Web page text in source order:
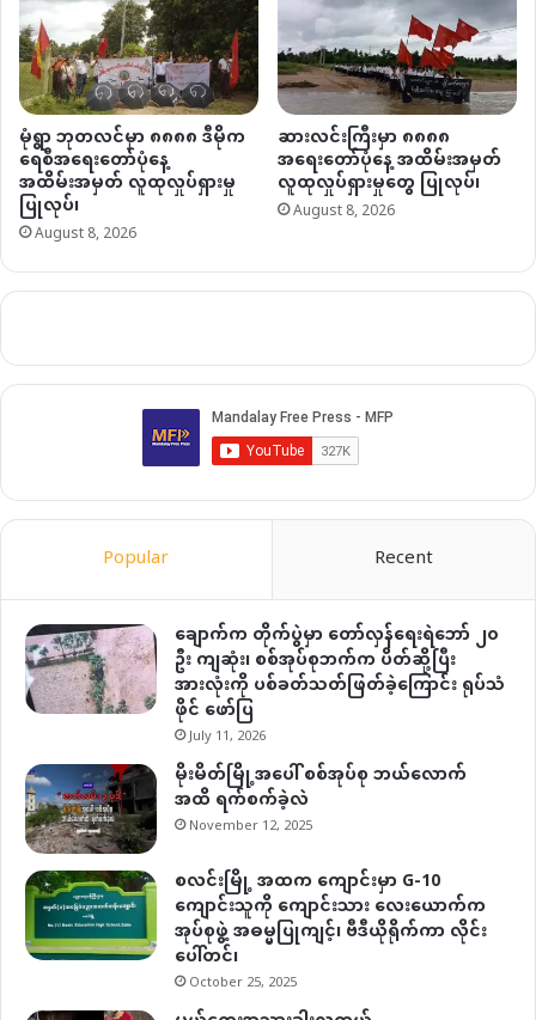
မုံရွာ ဘုတလင်မှာ ၈၈၈၈ ဒီမိုက
ရေစီအရေးတော်ပုံနေ့
အထိမ်းအမှတ် လူထုလှုပ်ရှားမှု
ပြုလုပ်၊
August 8, 2026
ဆားလင်းကြီးမှာ ၈၈၈၈
အရေးတော်ပုံနေ့ အထိမ်းအမှတ်
လူထုလှုပ်ရှားမှုတွေ ပြုလုပ်၊
August 8, 2026
Popular Recent
ချောက်က တိုက်ပွဲမှာ တော်လှန်ရေးရဲဘော် ၂၀
ဦး ကျဆုံး၊ စစ်အုပ်စုဘက်က ပိတ်ဆို့ပြီး
အားလုံးကို ပစ်ခတ်သတ်ဖြတ်ခဲ့ကြောင်း ရုပ်သံ
ဖိုင် ဖော်ပြ
July 11, 2026
မိုးမိတ်မြို့အပေါ် စစ်အုပ်စု ဘယ်လောက်
အထိ ရက်စက်ခဲ့လဲ
November 12, 2025
စလင်းမြို့ အထက ကျောင်းမှာ G-10
ကျောင်းသူကို ကျောင်းသား လေးယောက်က
အုပ်စုဖွဲ့ အဓမ္မပြုကျင့်၊ ဗီဒီယိုရိုက်ကာ လိုင်း
ပေါ်တင်၊
October 25, 2025